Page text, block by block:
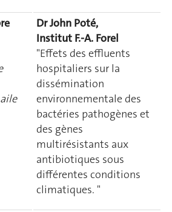
Dr John Poté,
Institut F.-A. Forel
"Effets des effluents
hospitaliers sur la
dissémination
environnementale des
bactéries pathogènes et
des gènes
multirésistants aux
antibiotiques sous
différentes conditions
climatiques. "